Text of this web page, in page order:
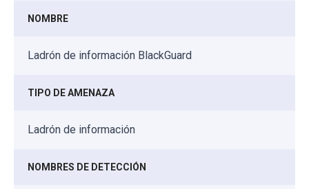
NOMBRE
Ladrón de información BlackGuard
TIPO DE AMENAZA
Ladrón de información
NOMBRES DE DETECCIÓN